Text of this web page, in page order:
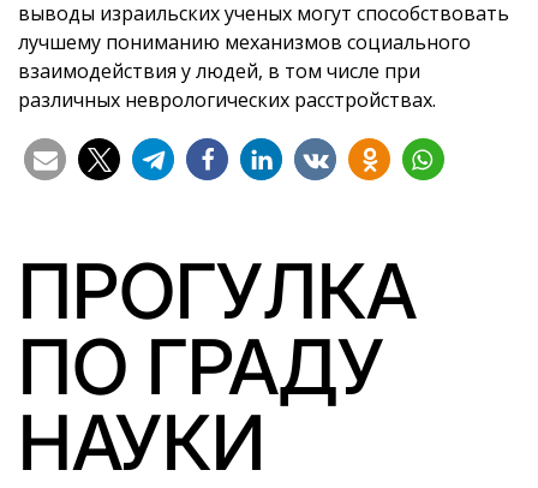
выводы израильских ученых могут способствовать
лучшему пониманию механизмов социального
взаимодействия у людей, в том числе при
различных неврологических расстройствах.
ПРОГУЛКА
ПО ГРАДУ
НАУКИ